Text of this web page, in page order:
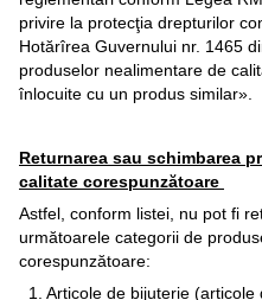
privire la protecţia drepturilor
Hotărîrea Guvernului nr. 1465
produselor nealimentare de
înlocuite cu un produs similar».
Returnarea sau schimbarea
calitate corespunzătoare
Astfel, conform listei, nu pot fi
următoarele categorii de
corespunzătoare:
1. Articole de bijuterie